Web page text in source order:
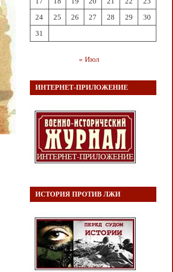
24 25 26 27 28 29 30
31
« Июл
ИНТЕРНЕТ-ПРИЛОЖЕНИЕ
ИСТОРИЯ ПРОТИВ ЛЖИ